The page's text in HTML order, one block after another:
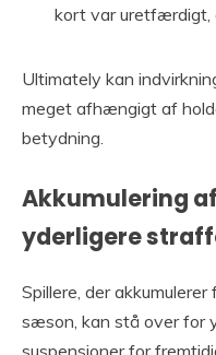
kort var uretfærdigt,
Ultimately kan
meget afhængigt af
betydning.
Akkumulering
yderligere
Spillere, der
sæson, kan stå over for